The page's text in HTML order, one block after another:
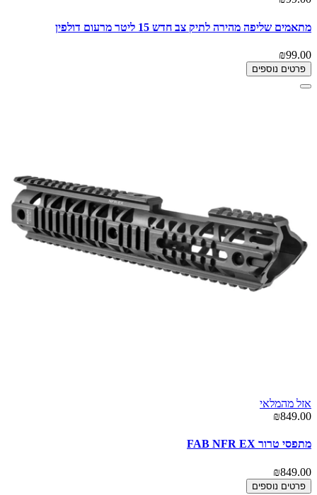
מתאמים שליפה מהירה לתיק צב חדש 15 ליטר מרעום דולפין
₪99.00
פרטים נוספים
אזל מהמלאי
₪849.00
מתפסי טרור FAB NFR EX
₪849.00
פרטים נוספים